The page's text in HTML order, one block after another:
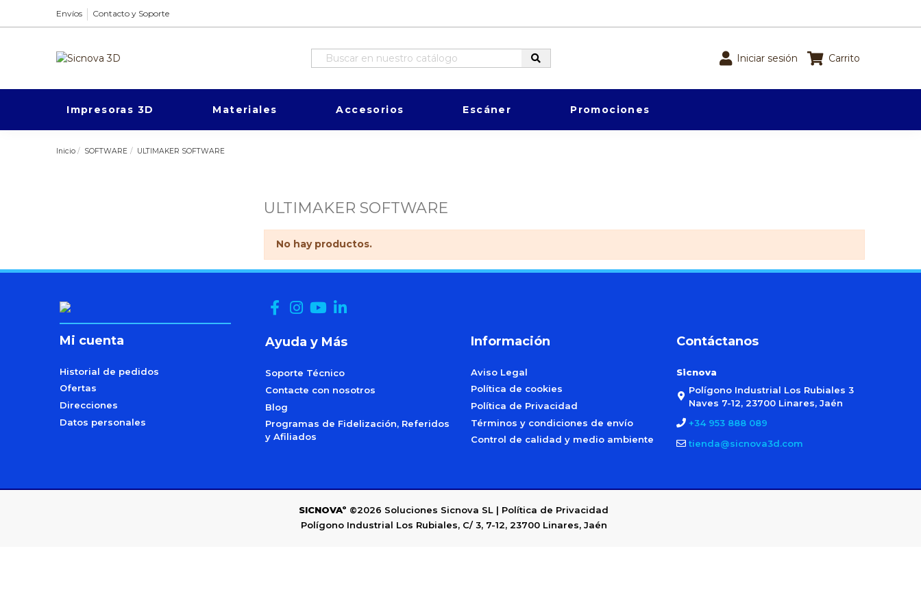
Envíos Contacto y Soporte
Iniciar sesión Carrito
Impresoras 3D Materiales Accesorios Escáner Promociones
Inicio SOFTWARE ULTIMAKER SOFTWARE
ULTIMAKER SOFTWARE
No hay productos.
Mi cuenta
Historial de pedidos
Ofertas
Direcciones
Datos personales
Ayuda y Más
Soporte Técnico
Contacte con nosotros
Blog
Programas de Fidelización, Referidos
y Afiliados
Información
Aviso Legal
Política de cookies
Política de Privacidad
Términos y condiciones de envío
Control de calidad y medio ambiente
Contáctanos
Sicnova
Polígono Industrial Los Rubiales 3
Naves 7-12, 23700 Linares, Jaén
+34 953 888 089
tienda@sicnova3d.com
SICNOVAº ©2026 Soluciones Sicnova SL | Política de Privacidad
Polígono Industrial Los Rubiales, C/ 3, 7-12, 23700 Linares, Jaén